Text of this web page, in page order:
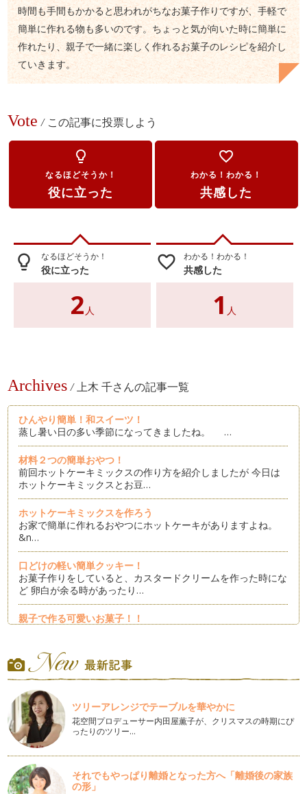
時間も手間もかかると思われがちなお菓子作りですが、手軽で
簡単に作れる物も多いのです。ちょっと気が向いた時に簡単に
作れたり、親子で一緒に楽しく作れるお菓子のレシピを紹介し
ていきます。
Vote / この記事に投票しよう
lightbulb_outline
なるほどそうか！
役に立った
favorite_border
わかる！わかる！
共感した
lightbulb_outline なるほどそうか！
役に立った
2 人
favorite_border わかる！わかる！
共感した
1 人
Archives / 上木 千さんの記事一覧
ひんやり簡単！和スイーツ！
蒸し暑い日の多い季節になってきましたね。 …
材料２つの簡単おやつ！
前回ホットケーキミックスの作り方を紹介しましたが 今日は
ホットケーキミックスとお豆…
ホットケーキミックスを作ろう
お家で簡単に作れるおやつにホットケーキがありますよね。
&n…
口どけの軽い簡単クッキー！
お菓子作りをしていると、カスタードクリームを作った時にな
ど 卵白が余る時があったり…
親子で作る可愛いお菓子！！
滑らか濃厚チョコレートムース
寒い季節は濃厚なデザートが食べたくなりますね。 今日は…
手軽に作れる大人の濃厚ブラウニー
年末も近づきパーティの機会も多いこの季節 おもてなしや手
土産…
簡単！材料も3つだけ！！のおやつ。
お菓子作りにはちょうどいい季節になりました。 …
ツリーアレンジでテーブルを華やかに
花空間プロデューサー内田屋薫子が、クリスマスの時期にぴ
ったりのツリー…
それでもやっぱり離婚となった方へ「離婚後の家族
の形」